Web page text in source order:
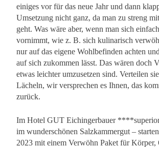
einiges vor für das neue Jahr und dann
Umsetzung nicht ganz, da man zu streng
geht. Was wäre aber, wenn man sich
vornimmt, wie z. B. sich kulinarisch
nur auf das eigene Wohlbefinden achten
auf sich zukommen lässt. Das wären doch
etwas leichter umzusetzen sind. Verteilen
Lächeln, wir versprechen es Ihnen, das
zurück.
Im Hotel GUT Eichingerbauer
im wunderschönen Salzkammergut –
2023 mit einem Verwöhn Paket für Körper,